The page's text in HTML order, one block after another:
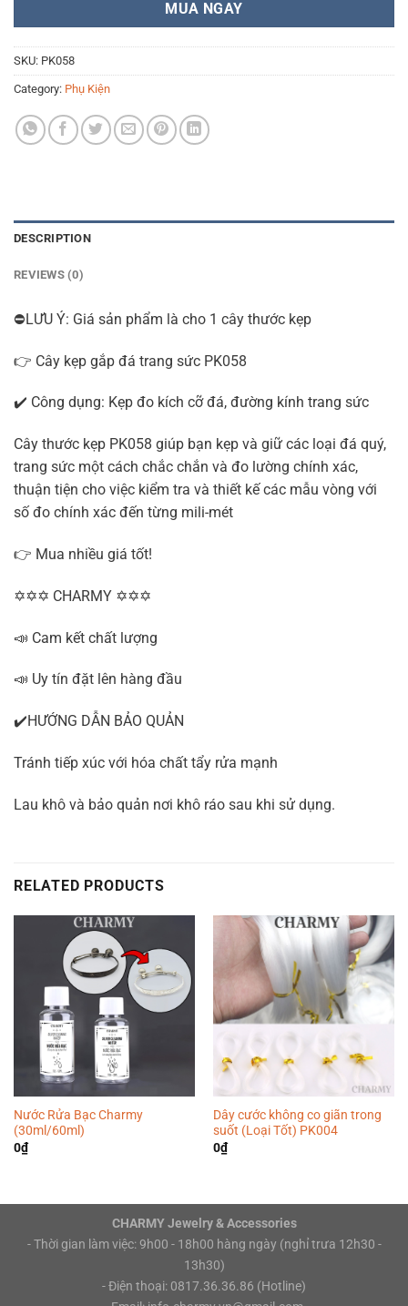
MUA NGAY
SKU: PK058
Category: Phụ Kiện
DESCRIPTION
REVIEWS (0)
⛔LƯU Ý: Giá sản phẩm là cho 1 cây thước kẹp
👉 Cây kẹp gắp đá trang sức PK058
✔️ Công dụng: Kẹp đo kích cỡ đá, đường kính trang sức
Cây thước kẹp PK058 giúp bạn kẹp và giữ các loại đá quý,
trang sức một cách chắc chắn và đo lường chính xác,
thuận tiện cho việc kiểm tra và thiết kế các mẫu vòng với
số đo chính xác đến từng mili-mét
👉 Mua nhiều giá tốt!
✡✡✡ CHARMY ✡✡✡
📣 Cam kết chất lượng
📣 Uy tín đặt lên hàng đầu
✔️HƯỚNG DẪN BẢO QUẢN
Tránh tiếp xúc với hóa chất tẩy rửa mạnh
Lau khô và bảo quản nơi khô ráo sau khi sử dụng.
RELATED PRODUCTS
Nước Rửa Bạc Charmy
(30ml/60ml)
0₫
Dây cước không co giãn trong
suốt (Loại Tốt) PK004
0₫
CHARMY Jewelry & Accessories
- Thời gian làm việc: 9h00 - 18h00 hàng ngày (nghỉ trưa 12h30 -
13h30)
- Điện thoại: 0817.36.36.86 (Hotline)